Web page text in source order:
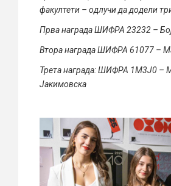
факултети – одлучи да додели
Прва награда ШИФРА 23232 –
Втора награда ШИФРА 61077 –
Трета награда: ШИФРА 1М3Ј0 –
Јакимовска